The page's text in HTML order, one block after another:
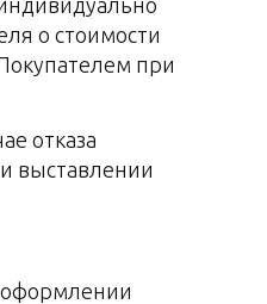
о стоимости
при
отказа
выставлении
оформлении